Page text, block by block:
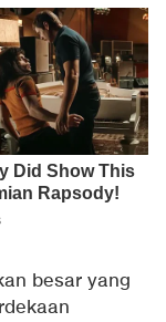
besar yang